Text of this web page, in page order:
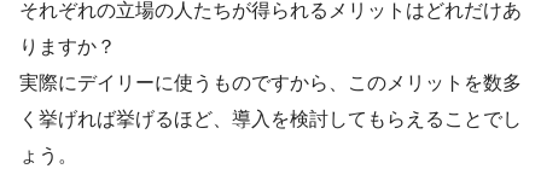
それぞれの立場の人たちが得られるメリットはどれだけあ
りますか？
実際にデイリーに使うものですから、このメリットを数多
く挙げれば挙げるほど、導入を検討してもらえることでし
ょう。